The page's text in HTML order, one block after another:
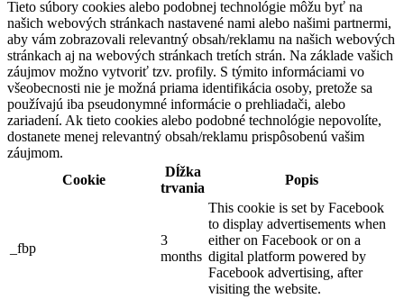
Tieto súbory cookies alebo podobnej technológie môžu byť na
našich webových stránkach nastavené nami alebo našimi partnermi,
aby vám zobrazovali relevantný obsah/reklamu na našich webových
stránkach aj na webových stránkach tretích strán. Na základe vašich
záujmov možno vytvoriť tzv. profily. S týmito informáciami vo
všeobecnosti nie je možná priama identifikácia osoby, pretože sa
používajú iba pseudonymné informácie o prehliadači, alebo
zariadení. Ak tieto cookies alebo podobné technológie nepovolíte,
dostanete menej relevantný obsah/reklamu prispôsobenú vašim
záujmom.
Cookie
Dĺžka
trvania
Popis
_fbp
3
months
This cookie is set by Facebook
to display advertisements when
either on Facebook or on a
digital platform powered by
Facebook advertising, after
visiting the website.